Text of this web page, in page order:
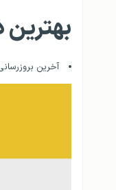
آخرین